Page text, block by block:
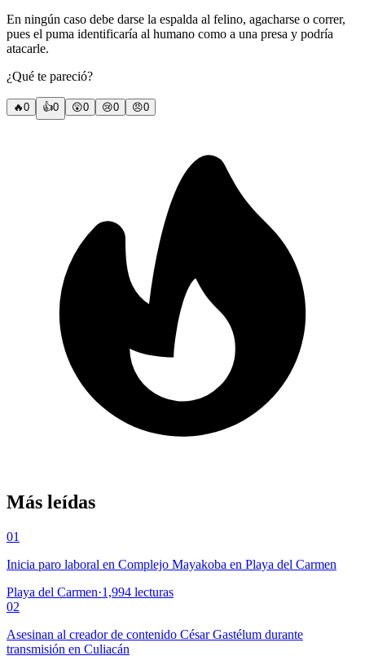
En ningún caso debe darse la espalda al felino, agacharse o correr,
pues el puma identificaría al humano como a una presa y podría
atacarle.
¿Qué te pareció?
🔥0 👍0 😲0 😢0 😠0
Más leídas
01
Inicia paro laboral en Complejo Mayakoba en Playa del Carmen
Playa del Carmen·1,994 lecturas
02
Asesinan al creador de contenido César Gastélum durante
transmisión en Culiacán